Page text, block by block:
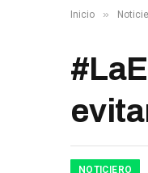
Inicio »
NOTICIERO